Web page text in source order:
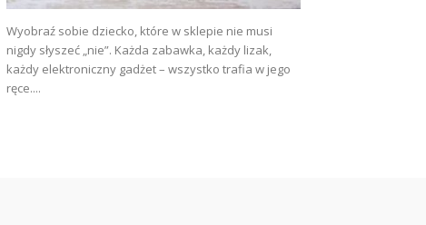
Wyobraź sobie dziecko, które w sklepie nie musi
nigdy słyszeć „nie”. Każda zabawka, każdy lizak,
każdy elektroniczny gadżet – wszystko trafia w jego
ręce....